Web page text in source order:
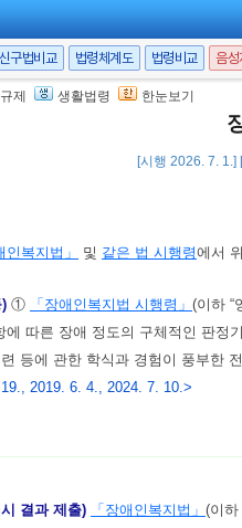
신구법비교 법령체계도 법령비교 음성
규제 생활법령 한눈보기
[시행 2026. 7.
인복지법」 및 같은 법 시행령에서
① 「장애인복지법 시행령」 (이하 “
따른 장애 정도의 구체적인 판정
련 등에 관한 학식과 경험이 풍부한
2019. 6. 4., 2024. 7. 10.>
결과 제출) 「장애인복지법」 (이하